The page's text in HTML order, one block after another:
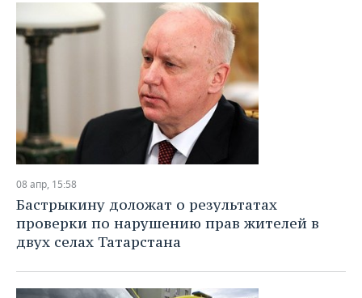
08 апр, 15:58
Бастрыкину доложат о результатах
проверки по нарушению прав жителей в
двух селах Татарстана